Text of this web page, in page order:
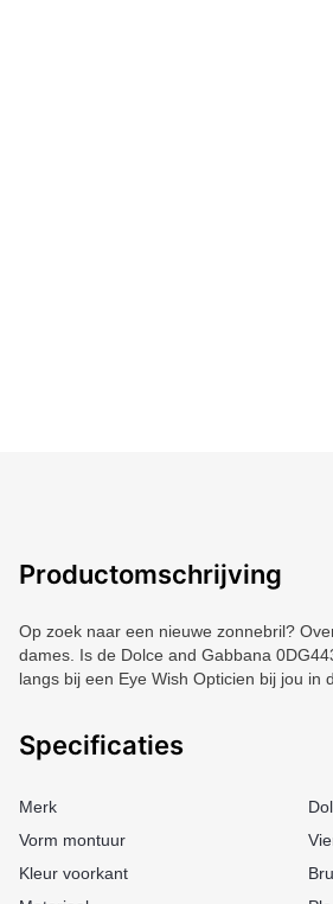
Productomschrijving
Op zoek naar een nieuwe zonnebril?
dames. Is de Dolce and Gabbana
langs bij een Eye Wish Opticien bij jou in
Specificaties
Merk
Vorm montuur
Kleur voorkant